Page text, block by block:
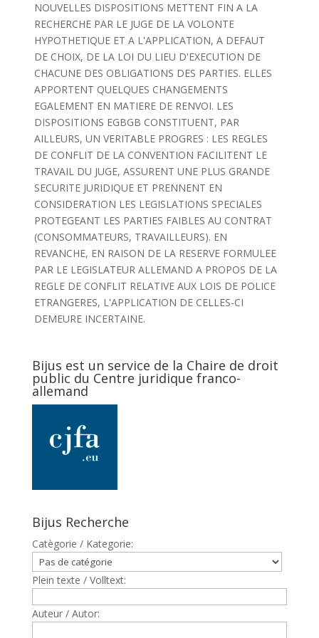
NOUVELLES DISPOSITIONS METTENT FIN A LA
RECHERCHE PAR LE JUGE DE LA VOLONTE
HYPOTHETIQUE ET A L'APPLICATION, A DEFAUT
DE CHOIX, DE LA LOI DU LIEU D'EXECUTION DE
CHACUNE DES OBLIGATIONS DES PARTIES. ELLES
APPORTENT QUELQUES CHANGEMENTS
EGALEMENT EN MATIERE DE RENVOI. LES
DISPOSITIONS EGBGB CONSTITUENT, PAR
AILLEURS, UN VERITABLE PROGRES : LES REGLES
DE CONFLIT DE LA CONVENTION FACILITENT LE
TRAVAIL DU JUGE, ASSURENT UNE PLUS GRANDE
SECURITE JURIDIQUE ET PRENNENT EN
CONSIDERATION LES LEGISLATIONS SPECIALES
PROTEGEANT LES PARTIES FAIBLES AU CONTRAT
(CONSOMMATEURS, TRAVAILLEURS). EN
REVANCHE, EN RAISON DE LA RESERVE FORMULEE
PAR LE LEGISLATEUR ALLEMAND A PROPOS DE LA
REGLE DE CONFLIT RELATIVE AUX LOIS DE POLICE
ETRANGERES, L'APPLICATION DE CELLES-CI
DEMEURE INCERTAINE.
Bijus est un service de la Chaire de droit
public du Centre juridique franco-
allemand
Bijus Recherche
Catègorie / Kategorie:
Plein texte / Volltext:
Auteur / Autor: